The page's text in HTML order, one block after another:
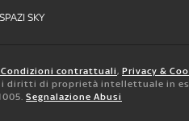
SPAZI SKY
contrattuali, Privacy &
i diritti di proprietà intellettuale in
Segnalazione Abusi